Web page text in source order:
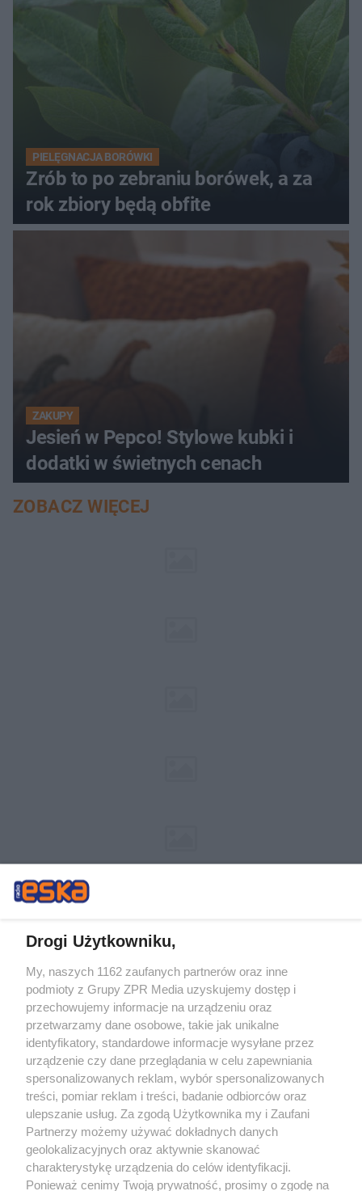
PIELĘGNACJA BORÓWKI
Zrób to po zebraniu borówek, a za
rok zbiory będą obfite
ZAKUPY
Jesień w Pepco! Stylowe kubki i
dodatki w świetnych cenach
ZOBACZ WIĘCEJ
Żaden utwór zamieszczony w serwisie nie może być powielany i
rozpowszechniany lub dalej rozpowszechniany w jakikolwiek sposób (w
tym także elektroniczny lub mechaniczny) na jakimkolwiek polu
eksploatacji w jakiejkolwiek formie, włącznie z umieszczaniem w Internecie
bez pisemnej zgody właściciela praw. Jakiekolwiek użycie lub
wykorzystanie utworów w całości lub w części z naruszeniem prawa, tzn.
bez właściwej zgody, jest zabronione pod groźbą kary i może być ścigane
prawnie.
O nas
Drogi Użytkowniku,
My, naszych 1162 zaufanych partnerów oraz inne
podmioty z Grupy ZPR Media uzyskujemy dostęp i
przechowujemy informacje na urządzeniu oraz
przetwarzamy dane osobowe, takie jak unikalne
identyfikatory, standardowe informacje wysyłane przez
urządzenie czy dane przeglądania w celu zapewniania
spersonalizowanych reklam, wybór spersonalizowanych
treści, pomiar reklam i treści, badanie odbiorców oraz
ulepszanie usług. Za zgodą Użytkownika my i Zaufani
Partnerzy możemy używać dokładnych danych
geolokalizacyjnych oraz aktywnie skanować
charakterystykę urządzenia do celów identyfikacji.
Ponieważ cenimy Twoją prywatność, prosimy o zgodę na